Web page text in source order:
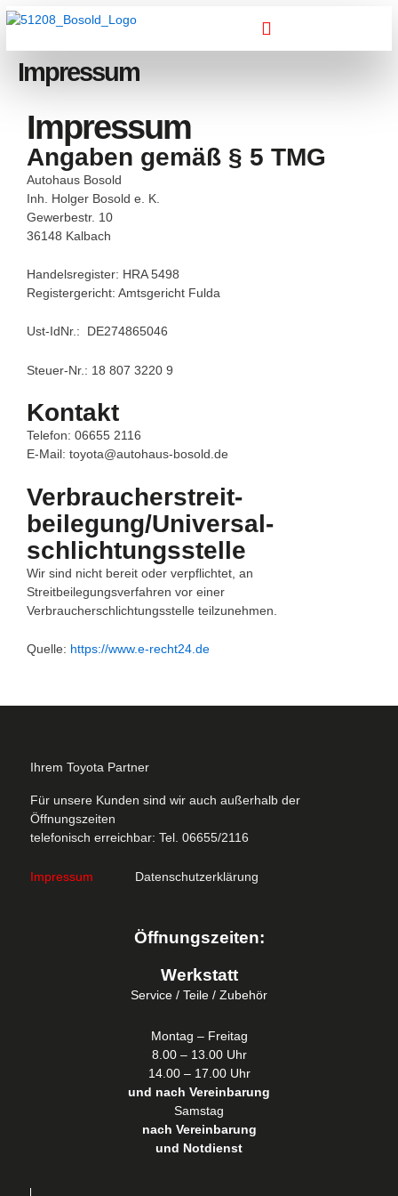
springen
Zum
Inhalt
Impressum
Impressum
Angaben gemäß § 5 TMG
Autohaus Bosold
Inh. Holger Bosold e. K.
Gewerbestr. 10
36148 Kalbach
Handelsregister: HRA 5498
Registergericht: Amtsgericht Fulda
Ust-IdNr.: DE274865046
Steuer-Nr.: 18 807 3220 9
Kontakt
Telefon: 06655 2116
E-Mail: toyota@autohaus-bosold.de
Verbraucher­streit­
beilegung/Universal­
schlichtungs­stelle
Wir sind nicht bereit oder verpflichtet, an
Streitbeilegungsverfahren vor einer
Verbraucherschlichtungsstelle teilzunehmen.
Quelle: https://www.e-recht24.de
Ihrem Toyota Partner
Für unsere Kunden sind wir auch außerhalb der
Öffnungszeiten
telefonisch erreichbar: Tel. 06655/2116
Impressum Datenschutzerklärung
Öffnungszeiten:
Werkstatt
Service / Teile / Zubehör
Montag – Freitag
8.00 – 13.00 Uhr
14.00 – 17.00 Uhr
und nach Vereinbarung
Samstag
nach Vereinbarung
und Notdienst